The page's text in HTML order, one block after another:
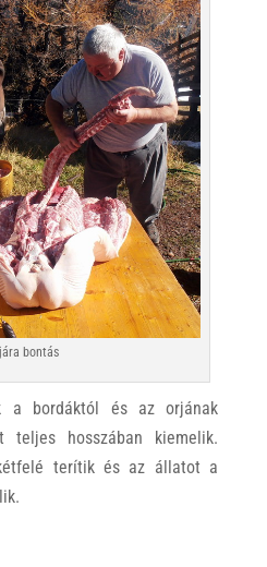
bontás
a bordáktól és az orjának
teljes hosszában kiemelik.
terítik és az állatot a